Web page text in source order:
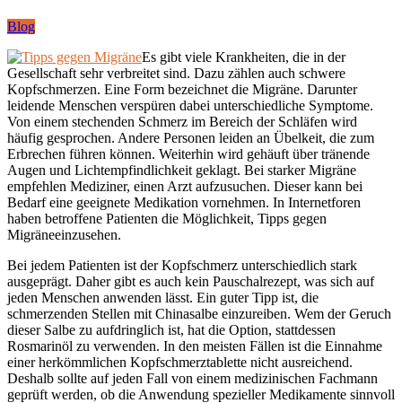
Blog
Es gibt viele Krankheiten, die in der
Gesellschaft sehr verbreitet sind. Dazu zählen auch schwere
Kopfschmerzen. Eine Form bezeichnet die Migräne. Darunter
leidende Menschen verspüren dabei unterschiedliche Symptome.
Von einem stechenden Schmerz im Bereich der Schläfen wird
häufig gesprochen. Andere Personen leiden an Übelkeit, die zum
Erbrechen führen können. Weiterhin wird gehäuft über tränende
Augen und Lichtempfindlichkeit geklagt. Bei starker Migräne
empfehlen Mediziner, einen Arzt aufzusuchen. Dieser kann bei
Bedarf eine geeignete Medikation vornehmen. In Internetforen
haben betroffene Patienten die Möglichkeit, Tipps gegen
Migräneeinzusehen.
Bei jedem Patienten ist der Kopfschmerz unterschiedlich stark
ausgeprägt. Daher gibt es auch kein Pauschalrezept, was sich auf
jeden Menschen anwenden lässt. Ein guter Tipp ist, die
schmerzenden Stellen mit Chinasalbe einzureiben. Wem der Geruch
dieser Salbe zu aufdringlich ist, hat die Option, stattdessen
Rosmarinöl zu verwenden. In den meisten Fällen ist die Einnahme
einer herkömmlichen Kopfschmerztablette nicht ausreichend.
Deshalb sollte auf jeden Fall von einem medizinischen Fachmann
geprüft werden, ob die Anwendung spezieller Medikamente sinnvoll